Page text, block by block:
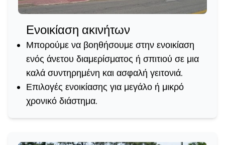
Ενοικίαση ακινήτων
Μπορούμε να βοηθήσουμε στην ενοικίαση
ενός άνετου διαμερίσματος ή σπιτιού σε μια
καλά συντηρημένη και ασφαλή γειτονιά.
Επιλογές ενοικίασης για μεγάλο ή μικρό
χρονικό διάστημα.